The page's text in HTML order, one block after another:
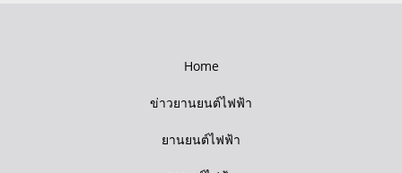
Home
ข่าวยานยนต์ไฟฟ้า
ยานยนต์ไฟฟ้า